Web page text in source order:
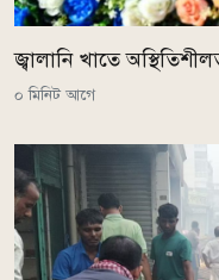
জ্বালানি খাতে
০ মিনিট আগে